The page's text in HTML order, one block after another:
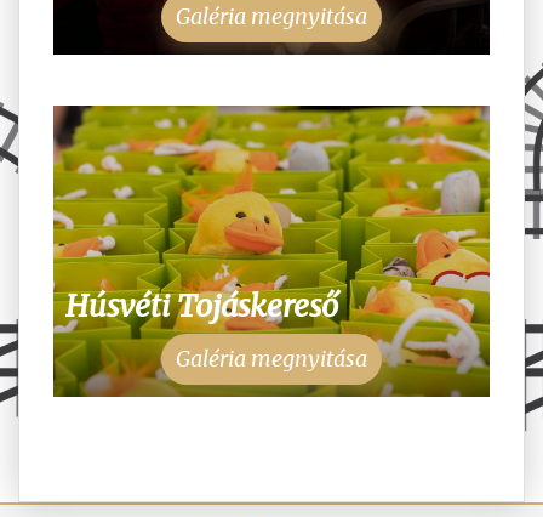
Galéria megnyitása
Húsvéti Tojáskereső
Galéria megnyitása